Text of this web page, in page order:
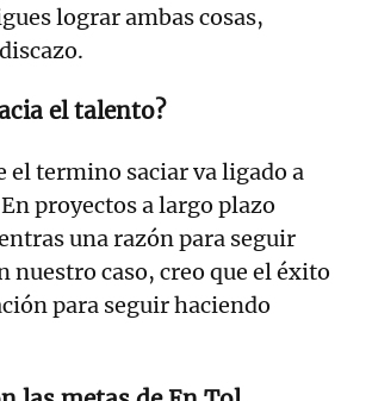
lograr ambas cosas,
el talento?
termino saciar va ligado a
proyectos a largo plazo
una razón para seguir
nuestro caso, creo que el éxito
para seguir haciendo